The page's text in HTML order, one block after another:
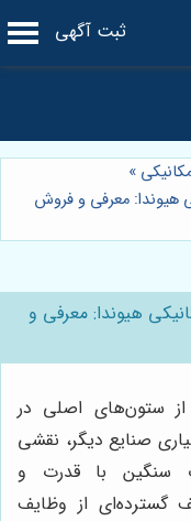
ثبت آگهی
»
هیوندا: معرفی و فروش
هیوندا: معرفی و
از ستون‌های اصلی در
صنایع دیگر، نقشی
سنگین با قدرت و
گسترده‌ای از وظایف